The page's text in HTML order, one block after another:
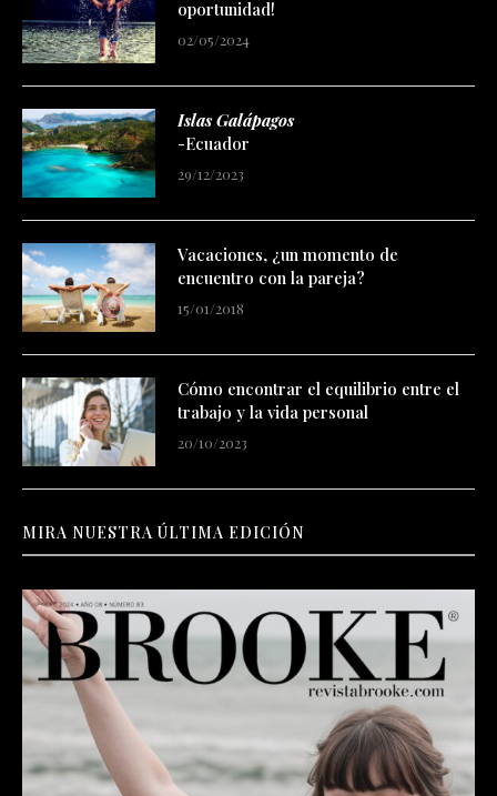
oportunidad!
02/05/2024
Islas Galápagos
-Ecuador
29/12/2023
Vacaciones, ¿un momento de
encuentro con la pareja?
15/01/2018
Cómo encontrar el equilibrio entre el
trabajo y la vida personal
20/10/2023
MIRA NUESTRA ÚLTIMA EDICIÓN